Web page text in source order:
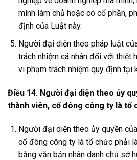
mình làm chủ hoặc có cổ phần,
định của Luật này.
Người đại diện theo pháp luật
trách nhiệm cá nhân đối với thiệt
vi phạm trách nhiệm quy định tại
Điều 14. Người đại diện theo ủy
thành viên, cổ đông công ty là tổ
Người đại diện theo ủy quyền
cổ đông công ty là tổ chức phải
bằng văn bản nhân danh chủ sở